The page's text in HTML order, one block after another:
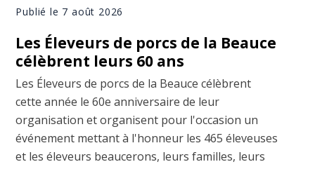
Publié le 7 août 2026
Les Éleveurs de porcs de la Beauce
célèbrent leurs 60 ans
Les Éleveurs de porcs de la Beauce célèbrent
cette année le 60e anniversaire de leur
organisation et organisent pour l'occasion un
événement mettant à l'honneur les 465 éleveuses
et les éleveurs beaucerons, leurs familles, leurs